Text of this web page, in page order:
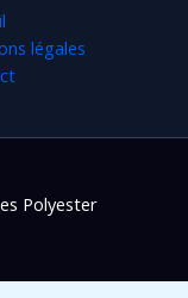
légales
Polyester